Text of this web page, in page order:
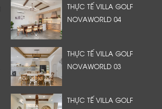
THỰC TẾ VILLA GOLF
NOVAWORLD 04
THỰC TẾ VILLA GOLF
NOVAWORLD 03
THỰC TẾ VILLA GOLF